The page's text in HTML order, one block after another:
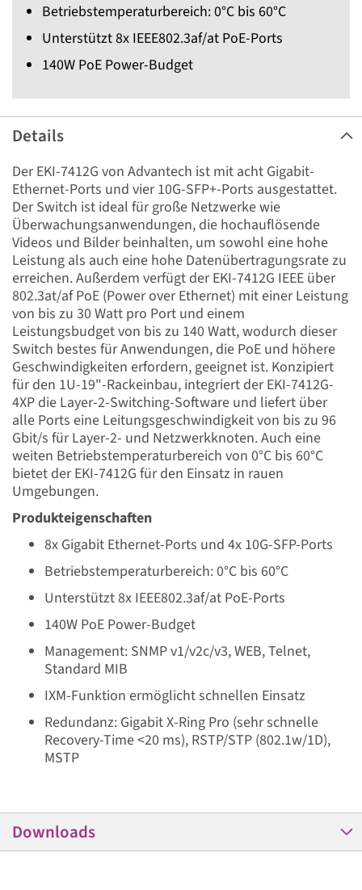
Betriebstemperaturbereich: 0°C bis 60°C
Unterstützt 8x IEEE802.3af/at PoE-Ports
140W PoE Power-Budget
Details
Der EKI-7412G von Advantech ist mit acht Gigabit-
Ethernet-Ports und vier 10G-SFP+-Ports ausgestattet.
Der Switch ist ideal für große Netzwerke wie
Überwachungsanwendungen, die hochauflösende
Videos und Bilder beinhalten, um sowohl eine hohe
Leistung als auch eine hohe Datenübertragungsrate zu
erreichen. Außerdem verfügt der EKI-7412G IEEE über
802.3at/af PoE (Power over Ethernet) mit einer Leistung
von bis zu 30 Watt pro Port und einem
Leistungsbudget von bis zu 140 Watt, wodurch dieser
Switch bestes für Anwendungen, die PoE und höhere
Geschwindigkeiten erfordern, geeignet ist. Konzipiert
für den 1U-19"-Rackeinbau, integriert der EKI-7412G-
4XP die Layer-2-Switching-Software und liefert über
alle Ports eine Leitungsgeschwindigkeit von bis zu 96
Gbit/s für Layer-2- und Netzwerkknoten. Auch eine
weiten Betriebstemperaturbereich von 0°C bis 60°C
bietet der EKI-7412G für den Einsatz in rauen
Umgebungen.
Produkteigenschaften
8x Gigabit Ethernet-Ports und 4x 10G-SFP-Ports
Betriebstemperaturbereich: 0°C bis 60°C
Unterstützt 8x IEEE802.3af/at PoE-Ports
140W PoE Power-Budget
Management: SNMP v1/v2c/v3, WEB, Telnet,
Standard MIB
IXM-Funktion ermöglicht schnellen Einsatz
Redundanz: Gigabit X-Ring Pro (sehr schnelle
Recovery-Time <20 ms), RSTP/STP (802.1w/1D),
MSTP
Downloads